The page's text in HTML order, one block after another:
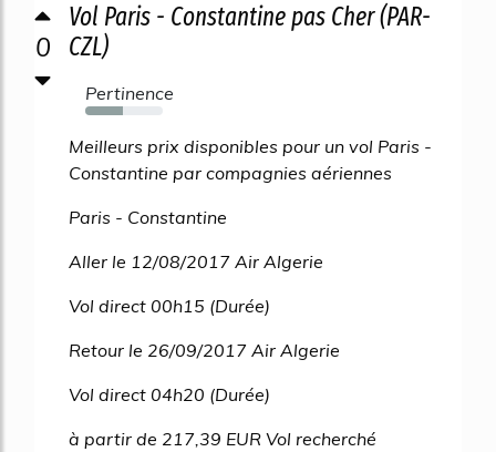
0
Vol Paris - Constantine pas Cher (PAR-
CZL)
Pertinence
48%
Meilleurs prix disponibles pour un vol Paris -
Constantine par compagnies aériennes
Paris - Constantine
Aller le 12/08/2017 Air Algerie
Vol direct 00h15 (Durée)
Retour le 26/09/2017 Air Algerie
Vol direct 04h20 (Durée)
à partir de 217,39 EUR Vol recherché